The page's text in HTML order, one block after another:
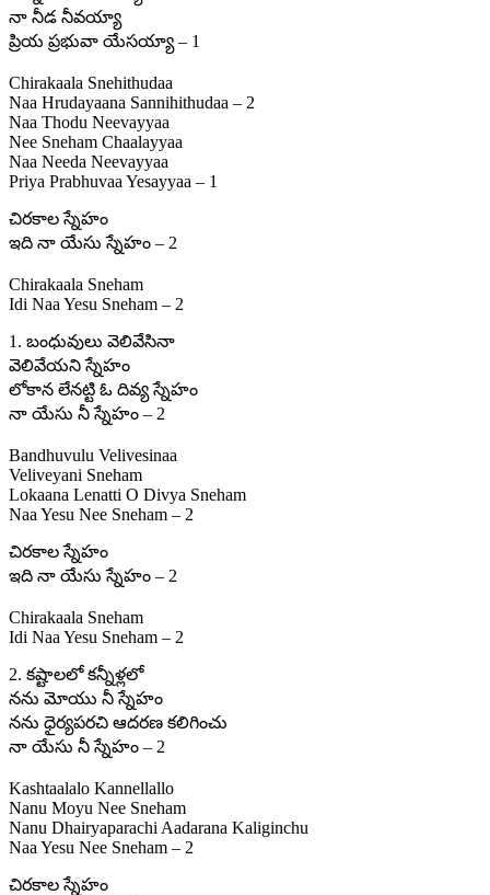
నా నీడ నీవయ్యా
ప్రియ ప్రభువా యేసయ్యా – 1
Chirakaala Snehithudaa
Naa Hrudayaana Sannihithudaa – 2
Naa Thodu Neevayyaa
Nee Sneham Chaalayyaa
Naa Needa Neevayyaa
Priya Prabhuvaa Yesayyaa – 1
చిరకాల స్నేహం
ఇది నా యేసు స్నేహం – 2
Chirakaala Sneham
Idi Naa Yesu Sneham – 2
1. బంధువులు వెలివేసినా
వెలివేయని స్నేహం
లోకాన లేనట్టి ఓ దివ్య స్నేహం
నా యేసు నీ స్నేహం – 2
Bandhuvulu Velivesinaa
Veliveyani Sneham
Lokaana Lenatti O Divya Sneham
Naa Yesu Nee Sneham – 2
చిరకాల స్నేహం
ఇది నా యేసు స్నేహం – 2
Chirakaala Sneham
Idi Naa Yesu Sneham – 2
2. కష్టాలలో కన్నీళ్లలో
నను మోయు నీ స్నేహం
నను ధైర్యపరచి ఆదరణ కలిగించు
నా యేసు నీ స్నేహం – 2
Kashtaalalo Kannellallo
Nanu Moyu Nee Sneham
Nanu Dhairyaparachi Aadarana Kaliginchu
Naa Yesu Nee Sneham – 2
చిరకాల స్నేహం